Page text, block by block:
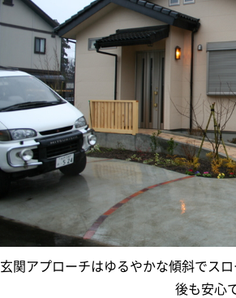
玄関アプローチはゆるやかな傾斜でス
後も安心